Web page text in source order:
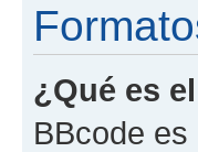
¿Qué es
BBcode